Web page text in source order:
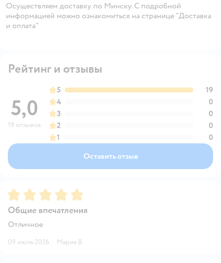
Осуществляем доставку по Минску. С подробной
информацией можно ознакомиться на странице "Доставка
и оплата"
Рейтинг и отзывы
5,0
19 отзывов
5
19
4
0
3
0
2
0
1
0
Оставить отзыв
Рейтинг:5
Общие впечатления
Отличное
09 июля 2026 · Мария В.